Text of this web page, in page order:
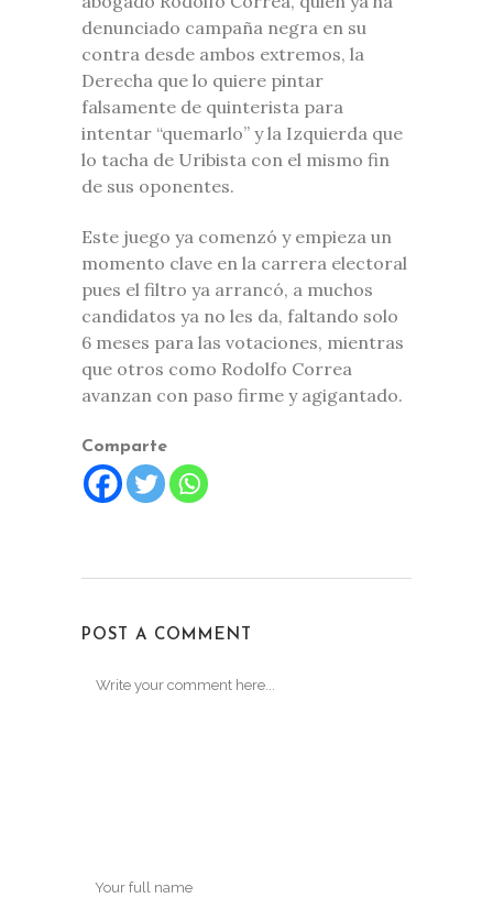
denunciado campaña negra en su
contra desde ambos extremos, la
Derecha que lo quiere pintar
falsamente de quinterista para
intentar “quemarlo” y la Izquierda que
lo tacha de Uribista con el mismo fin
de sus oponentes.
Este juego ya comenzó y empieza un
momento clave en la carrera electoral
pues el filtro ya arrancó, a muchos
candidatos ya no les da, faltando solo
6 meses para las votaciones, mientras
que otros como Rodolfo Correa
avanzan con paso firme y agigantado.
Comparte
POST A COMMENT